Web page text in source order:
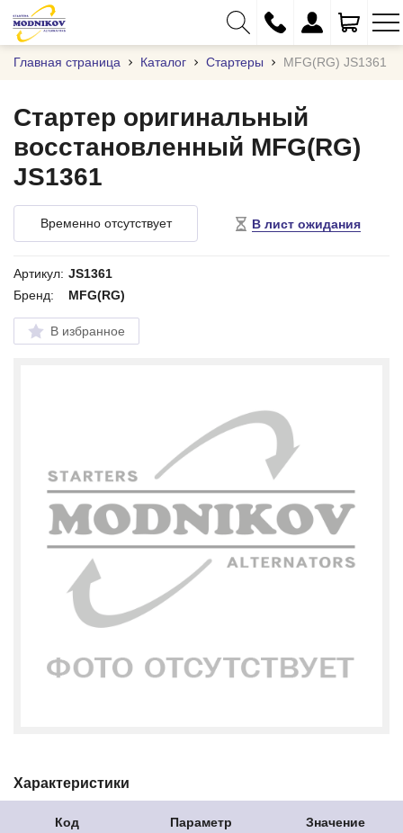
+375 (29) 333-01-01
+375 (29) 262-61-18
info@modnikov.com
Главная страница Каталог Стартеры MFG(RG) JS1361
Временно отсутствует В лист ожидания
Стартер оригинальный
восстановленный MFG(RG)
JS1361
Артикул: JS1361
Бренд:
MFG(RG)
В избранное
Характеристики
Код Параметр Значение